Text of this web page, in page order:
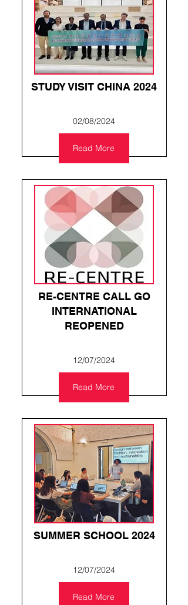
STUDY VISIT CHINA 2024
02/08/2024
Read More
RE-CENTRE CALL GO
INTERNATIONAL
REOPENED
12/07/2024
Read More
SUMMER SCHOOL 2024
12/07/2024
Read More